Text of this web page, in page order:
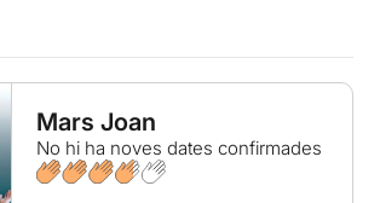
Mars Joan
No hi ha noves dates confirmades